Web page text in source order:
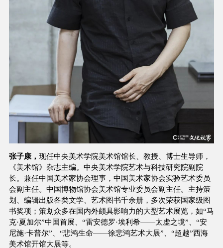
张子康， 现任中央美术学院美术馆馆长、教授、博士生导师，
《美术馆》杂志主编。中央美术学院艺术与科技研究院副院
长。兼任中国美术家协会理事，中国美术家协会实验艺术委员
会副主任。中国博物馆协会美术馆专业委员会副主任。主持策
划、编辑出版各类文学、艺术图书千余册，多次荣获国家级图
书奖项；策划众多在国内外颇具影响力的大型艺术展览，如“马
克·夏加尔”中国首展、“雷安德罗·埃利希——太虚之境”、“安
尼施·卡普尔”、“悲鸿生命——徐悲鸿艺术大展”、“超越”西海
美术馆开馆大展等。